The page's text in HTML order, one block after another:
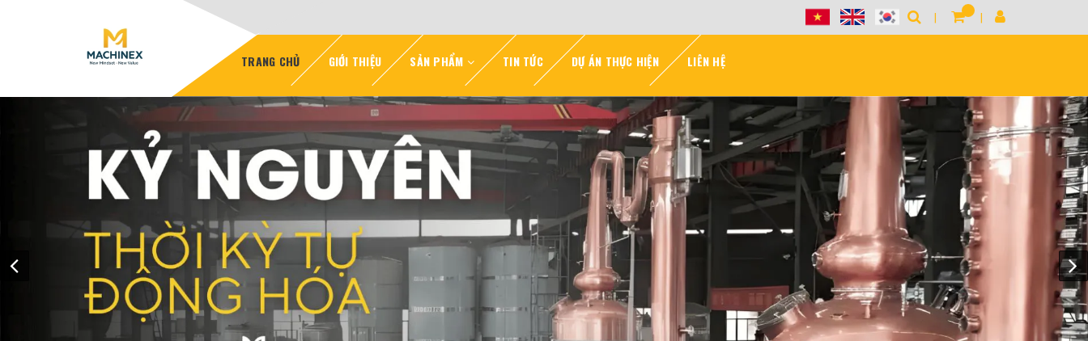
TRANG CHỦ GIỚI THIỆU SẢN PHẨM TIN TỨC DỰ ÁN THỰC HIỆN LIÊN HỆ